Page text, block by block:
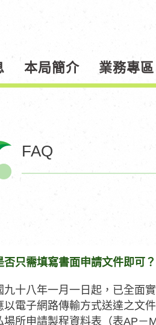
本局簡介 業務專區
FAQ
否只需填寫書面申請文件即可？
九十八年一月一日起，已全面
以電子網路傳輸方式送達之文
場所申請製程資料表（表AP－